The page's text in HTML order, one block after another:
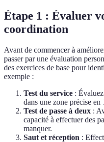
Étape 1 : Évaluer
coordination
Avant de commencer à
passer par une évaluation
des exercices de base pour
exemple :
Test du service :
dans une zone précise en
Test de passe à deux :
capacité à effectuer des
manquer.
Saut et réception :